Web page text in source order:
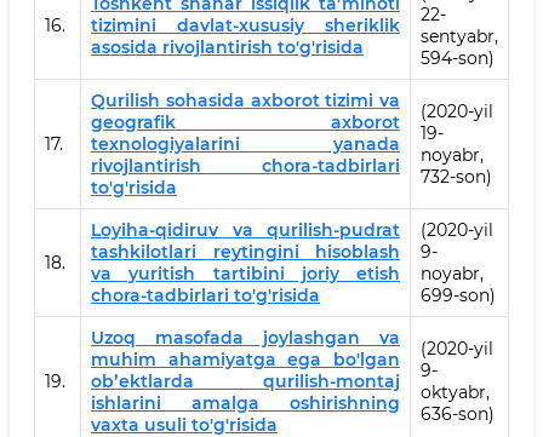
16.
tizimini davlat-xususiy sheriklik
asosida rivojlantirish to'g'risida
22-
sentyabr,
594-son)
17.
Qurilish sohasida axborot tizimi va
geografik axborot
texnologiyalarini yanada
rivojlantirish chora-tadbirlari
to'g'risida
(2020-yil
19-
noyabr,
732-son)
18.
Loyiha-qidiruv va qurilish-pudrat
tashkilotlari reytingini hisoblash
va yuritish tartibini joriy etish
chora-tadbirlari to'g'risida
(2020-yil
9-
noyabr,
699-son)
19.
Uzoq masofada joylashgan va
muhim ahamiyatga ega bo'lgan
obʼektlarda qurilish-montaj
ishlarini amalga oshirishning
vaxta usuli to'g'risida
(2020-yil
9-
oktyabr,
636-son)